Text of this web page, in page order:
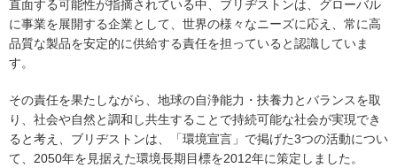
直面する可能性が指摘されている中、ブリヂストンは、グローバル
に事業を展開する企業として、世界の様々なニーズに応え、常に高
品質な製品を安定的に供給する責任を担っていると認識していま
す。
その責任を果たしながら、地球の自浄能力・扶養力とバランスを取
り、社会や自然と調和し共生することで持続可能な社会が実現でき
ると考え、ブリヂストンは、「環境宣言」で掲げた3つの活動につい
て、2050年を見据えた環境長期目標を2012年に策定しました。